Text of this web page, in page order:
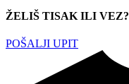
ŽELIŠ TISAK ILI VEZ?
POŠALJI UPIT